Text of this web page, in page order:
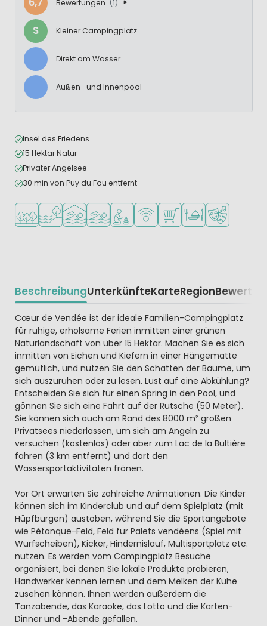
Bewertungen (1)
S Kleiner Campingplatz
Direkt am Wasser
Außen- und Innenpool
Insel des Friedens
15 Hektar Natur
Privater Angelsee
30 min von Puy du Fou entfernt
In waldreicher Umgebung
Am Wasser
HallenbadFreibadEmpfohlen für kleine Kinder
WLAN verfügbar
Supermarkt/Laden
Restaurant oder
BeschreibungUnterkünfteKarteRegion
Beschrijving
Cœur de Vendée ist der ideale Familien-Campingplatz
für ruhige, erholsame Ferien inmitten einer grünen
Naturlandschaft von über 15 Hektar. Machen Sie es sich
inmitten von Eichen und Kiefern in einer Hängematte
gemütlich, und nutzen Sie den Schatten der Bäume, um
sich auszuruhen oder zu lesen. Lust auf eine Abkühlung?
Entscheiden Sie sich für einen Spring in den Pool, und
gönnen Sie sich eine Fahrt auf der Rutsche (50 Meter).
Sie können sich auch am Rand des 8000 m² großen
Privatsees niederlassen, um sich am Angeln zu
versuchen (kostenlos) oder aber zum Lac de la Bultière
fahren (3 km entfernt) und dort den
Wassersportaktivitäten frönen.
Vor Ort erwarten Sie zahlreiche Animationen. Die Kinder
können sich im Kinderclub und auf dem Spielplatz (mit
Hüpfburgen) austoben, während Sie die Sportangebote
wie Pétanque-Feld, Feld für Palets vendéens (Spiel mit
Wurfscheiben), Kicker, Hindernislauf, Multisportplatz etc.
nutzen. Es werden vom Campingplatz Besuche
organisiert, bei denen Sie lokale Produkte probieren,
Handwerker kennen lernen und dem Melken der Kühe
zusehen können. Ihnen werden außerdem die
Tanzabende, das Karaoke, das Lotto und die Karten-
Dinner und -Abende gefallen.